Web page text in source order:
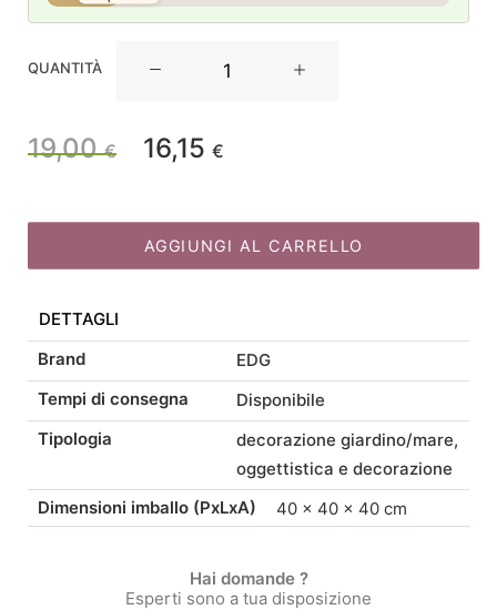
QUANTITÀ
Decoro
bamboo
scuro
quantità
19,00€
originale
19,00 €.
16,15 €
attuale
16,15 €.
AGGIUNGI AL CARRELLO
DETTAGLI
Brand
EDG
Tempi di consegna
Disponibile
Tipologia
decorazione giardino/mare,
oggettistica e decorazione
Dimensioni imballo (PxLxA)
40 × 40 × 40 cm
Hai domande ?
Esperti sono a tua disposizione